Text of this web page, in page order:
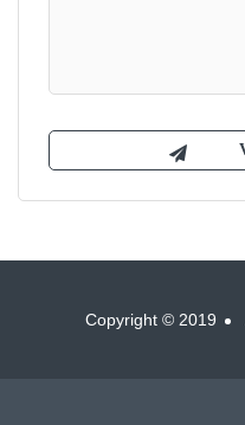
Copyright © 2019